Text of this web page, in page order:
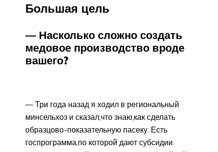
Большая цель
— Насколько сложно создать
медовое производство вроде
вашего?
— Три года назад я ходил в регио­нальный
минсельхоз и сказал,что знаю,как сделать
образцово-показательную пасеку. Есть
госпрограмма,по которой дают субсидии